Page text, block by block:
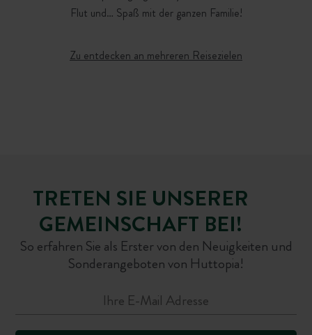
ENTDECKEN
ENTDECKEN
Flut und… Spaß mit der ganzen Familie!
Zu entdecken an mehreren Reisezielen
TRETEN SIE UNSERER
GEMEINSCHAFT BEI!
So erfahren Sie als Erster von den Neuigkeiten und
Sonderangeboten von Huttopia!